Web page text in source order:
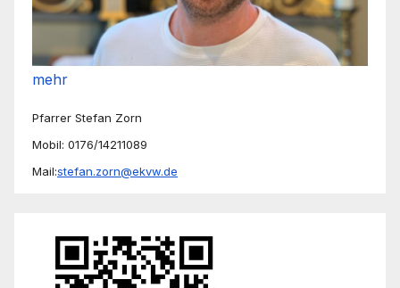
mehr
Pfarrer Stefan Zorn
Mobil: 0176/14211089
Mail:stefan.zorn@ekvw.de